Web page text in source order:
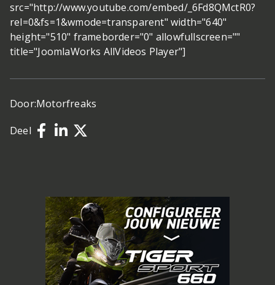
src="http://www.youtube.com/embed/_6Fd8QMctR0?
rel=0&fs=1&wmode=transparent" width="640"
height="510" frameborder="0" allowfullscreen=""
title="JoomlaWorks AllVideos Player"]
Door:Motorfreaks
Deel